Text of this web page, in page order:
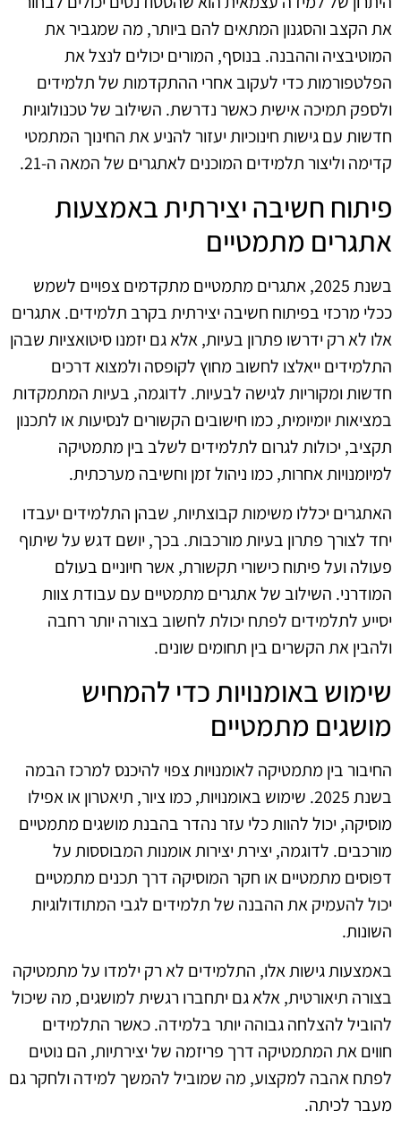
את הקצב והסגנון המתאים להם ביותר, מה שמגביר את
המוטיבציה וההבנה. בנוסף, המורים יכולים לנצל את
הפלטפורמות כדי לעקוב אחרי ההתקדמות של תלמידים
ולספק תמיכה אישית כאשר נדרשת. השילוב של טכנולוגיות
חדשות עם גישות חינוכיות יעזור להניע את החינוך המתמטי
קדימה וליצור תלמידים המוכנים לאתגרים של המאה ה-21.
פיתוח חשיבה יצירתית באמצעות
אתגרים מתמטיים
בשנת 2025, אתגרים מתמטיים מתקדמים צפויים לשמש
ככלי מרכזי בפיתוח חשיבה יצירתית בקרב תלמידים. אתגרים
אלו לא רק ידרשו פתרון בעיות, אלא גם יזמנו סיטואציות שבהן
התלמידים ייאלצו לחשוב מחוץ לקופסה ולמצוא דרכים
חדשות ומקוריות לגישה לבעיות. לדוגמה, בעיות המתמקדות
במציאות יומיומית, כמו חישובים הקשורים לנסיעות או לתכנון
תקציב, יכולות לגרום לתלמידים לשלב בין מתמטיקה
למיומנויות אחרות, כמו ניהול זמן וחשיבה מערכתית.
האתגרים יכללו משימות קבוצתיות, שבהן התלמידים יעבדו
יחד לצורך פתרון בעיות מורכבות. בכך, יושם דגש על שיתוף
פעולה ועל פיתוח כישורי תקשורת, אשר חיוניים בעולם
המודרני. השילוב של אתגרים מתמטיים עם עבודת צוות
יסייע לתלמידים לפתח יכולת לחשוב בצורה יותר רחבה
ולהבין את הקשרים בין תחומים שונים.
שימוש באומנויות כדי להמחיש
מושגים מתמטיים
החיבור בין מתמטיקה לאומנויות צפוי להיכנס למרכז הבמה
בשנת 2025. שימוש באומנויות, כמו ציור, תיאטרון או אפילו
מוסיקה, יכול להוות כלי עזר נהדר בהבנת מושגים מתמטיים
מורכבים. לדוגמה, יצירת יצירות אומנות המבוססות על
דפוסים מתמטיים או חקר המוסיקה דרך תכנים מתמטיים
יכול להעמיק את ההבנה של תלמידים לגבי המתודולוגיות
השונות.
באמצעות גישות אלו, התלמידים לא רק ילמדו על מתמטיקה
בצורה תיאורטית, אלא גם יתחברו רגשית למושגים, מה שיכול
להוביל להצלחה גבוהה יותר בלמידה. כאשר התלמידים
חווים את המתמטיקה דרך פריזמה של יצירתיות, הם נוטים
לפתח אהבה למקצוע, מה שמוביל להמשך למידה ולחקר גם
מעבר לכיתה.